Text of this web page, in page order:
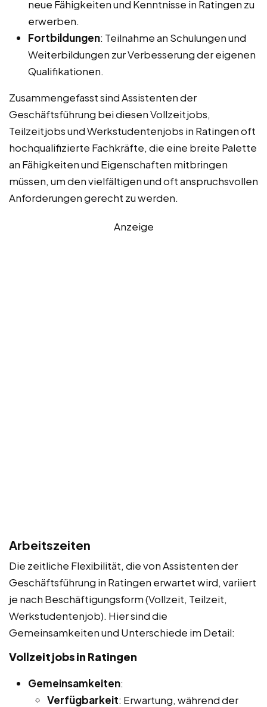
neue Fähigkeiten und Kenntnisse in Ratingen zu
erwerben.
Fortbildungen: Teilnahme an Schulungen und
Weiterbildungen zur Verbesserung der eigenen
Qualifikationen.
Zusammengefasst sind Assistenten der
Geschäftsführung bei diesen Vollzeitjobs,
Teilzeitjobs und Werkstudentenjobs in Ratingen oft
hochqualifizierte Fachkräfte, die eine breite Palette
an Fähigkeiten und Eigenschaften mitbringen
müssen, um den vielfältigen und oft anspruchsvollen
Anforderungen gerecht zu werden.
Anzeige
Arbeitszeiten
Die zeitliche Flexibilität, die von Assistenten der
Geschäftsführung in Ratingen erwartet wird, variiert
je nach Beschäftigungsform (Vollzeit, Teilzeit,
Werkstudentenjob). Hier sind die
Gemeinsamkeiten und Unterschiede im Detail:
Vollzeitjobs in Ratingen
Gemeinsamkeiten:
Verfügbarkeit: Erwartung, während der